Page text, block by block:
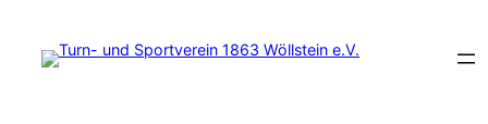
Inhalt